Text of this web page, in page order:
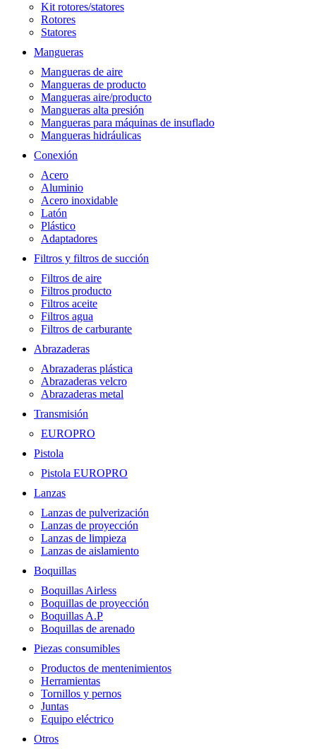
Kit rotores/statores
Rotores
Statores
Mangueras
Mangueras de aire
Mangueras de producto
Mangueras aire/producto
Mangueras alta presión
Mangueras para máquinas de insuflado
Mangueras hidráulicas
Conexión
Acero
Aluminio
Acero inoxidable
Latón
Plástico
Adaptadores
Filtros y filtros de succión
Filtros de aire
Filtros producto
Filtros aceite
Filtros agua
Filtros de carburante
Abrazaderas
Abrazaderas plástica
Abrazaderas velcro
Abrazaderas metal
Transmisión
EUROPRO
Pistola
Pistola EUROPRO
Lanzas
Lanzas de pulverización
Lanzas de proyección
Lanzas de limpieza
Lanzas de aislamiento
Boquillas
Boquillas Airless
Boquillas de proyección
Boquillas A.P
Boquillas de arenado
Piezas consumibles
Productos de mentenimientos
Herramientas
Tornillos y pernos
Juntas
Equipo eléctrico
Otros